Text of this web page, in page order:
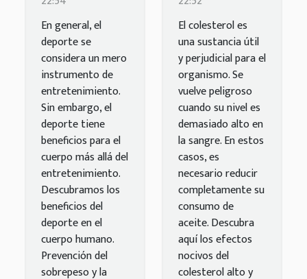
deporte?
En general, el
deporte se
considera un mero
instrumento de
entretenimiento.
Sin embargo, el
deporte tiene
beneficios para el
cuerpo más allá del
entretenimiento.
Descubramos los
beneficios del
deporte en el
cuerpo humano.
Prevención del
sobrepeso y la
para su
prevención
El colesterol es
una sustancia útil
y perjudicial para el
organismo. Se
vuelve peligroso
cuando su nivel es
demasiado alto en
la sangre. En estos
casos, es
necesario reducir
completamente su
consumo de
aceite. Descubra
aquí los efectos
nocivos del
colesterol alto y